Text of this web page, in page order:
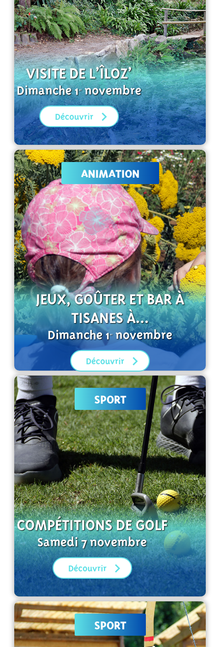
VISITE DE L’ÎLOZ’
Dimanche 1ernovembre
Découvrir
ANIMATION
JEUX, GOÛTER ET BAR À
TISANES À...
Dimanche 1ernovembre
Découvrir
SPORT
COMPÉTITIONS DE GOLF
Samedi 7 novembre
Découvrir
SPORT